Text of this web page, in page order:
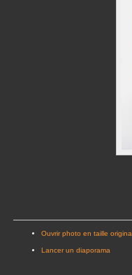
Ouvrir photo en taille
Lancer un diaporama